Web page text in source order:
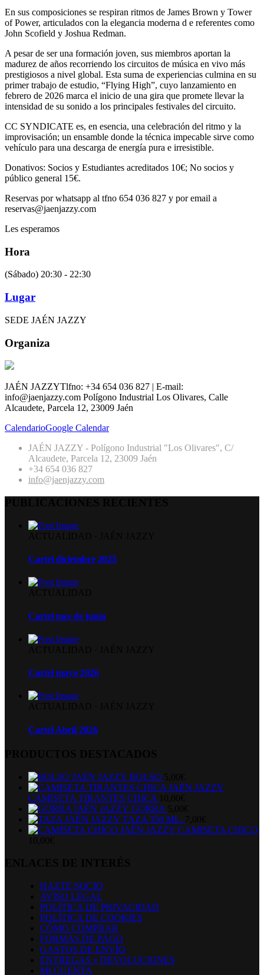
En sus composiciones se respiran ritmos de James Brown y Tower
of Power, articulados con la elegancia moderna d e referentes como
John Scofield y Joshua Redman.
A pesar de ser una formación joven, sus miembros aportan la
madurez de años recorriendo los circuitos de música en vivo más
prestigiosos a nivel global. Esta suma de experiencias culmina en su
primer trabajo de estudio, “Flying High”, cuyo lanzamiento en
febrero de 2026 marca el inicio de una gira que promete llevar la
intensidad de su sonido a los principales festivales del circuito.
CC SYNDICATE es, en esencia, una celebración del ritmo y la
improvisación; un ensamble donde la técnica impecable sirve como
vehículo para una descarga de energía pura e irresistible.
Donativos: Socios y Estudiantes acreditados 10€; No socios y
público general 15€.
Reservas por whatsapp al tfno 654 036 827 y por email a
reservas@jaenjazzy.com
Les esperamos
Hora
(Sábado) 20:30 - 22:30
Lugar
SEDE JAÉN JAZZY
Organiza
JAÉN JAZZYTlfno: +34 654 036 827 | E-mail:
info@jaenjazzy.com Polígono Industrial Los Olivares, Calle
Alcaudete, Parcela 12, 23009 Jaén
CalendarioGoogle Calendar
JAÉN JAZZY - Polígono Industrial "Los Olivares", C/
Alcaudete, Parcela 12, 23009 Jaén
+34 654 036 827
info@jaenjazzy.com
Cartel diciembre 2025
Cartel mes de junio
Cartel mayo 2026
Cartel Abril 2026
BOLSO
CAMISETA TIRANTES CHICA
GORRA
TAZA 350 ML.
CAMISETA CHICO
HAZTE SOCIO
AVISO LEGAL
POLÍTICA DE PRIVACIDAD
POLÍTICA DE COOKIES
CÓMO COMPRAR
FORMAS DE PAGO
GASTOS DE ENVÍO
ENTREGAS y DEVOLUCIONES
MI CUENTA